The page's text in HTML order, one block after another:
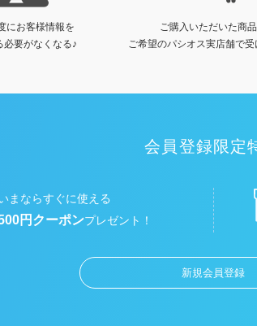
にお客様情報を
必要がなくなる♪
ご購入いただいた商
ご希望のパシオス実店舗で受
会員登録限定
まならすぐに使える
円クーポンプレゼント！
新規会員登録